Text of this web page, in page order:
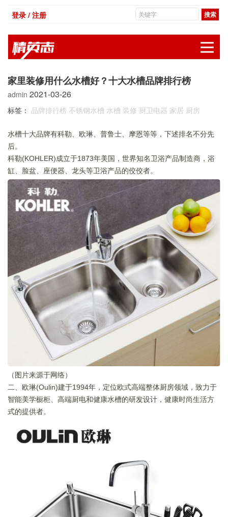
登录 / 注册
家里装修用什么水槽好？十大水槽品牌排行榜
admin 2021-03-26
标签： 品牌排行榜 不锈钢水槽 水槽 装修 厨卫电器 家居 厨房
水槽十大品牌有科勒、欧琳、普鲁士、摩恩等等，下述排名不分先
后。
科勒(KOHLER)成立于1873年美国，世界知名卫浴产品制造商，浴
缸、脸盆、座便器、龙头等卫浴产品的佼佼者。
（图片来源于网络）
二、欧琳(Oulin)建于1994年，定位欧式高端整体厨房领域，致力于
智能美学橱柜、高端厨电和健康水槽的研发设计，健康时尚生活方
式的提供者。